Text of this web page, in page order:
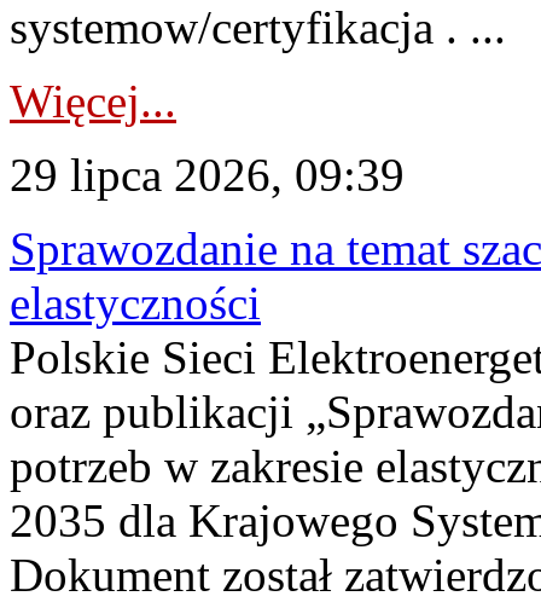
systemow/certyfikacja . ...
Więcej...
29 lipca 2026, 09:39
Sprawozdanie na temat
elastyczności
Polskie Sieci
oraz publikacji
potrzeb w zakresie
2035 dla Krajowego
Dokument został